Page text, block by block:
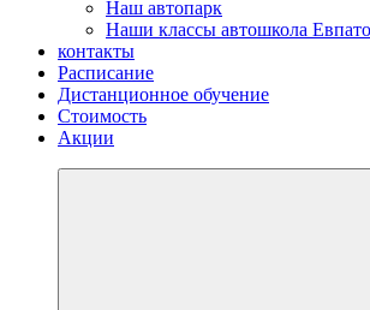
Наш автопарк
Наши классы автошкола
контакты
Расписание
Дистанционное обучение
Стоимость
Акции